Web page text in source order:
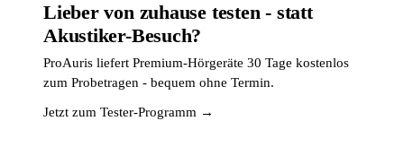
Lieber von zuhause testen - statt
Akustiker-Besuch?
ProAuris liefert Premium-Hörgeräte 30 Tage kostenlos
zum Probetragen - bequem ohne Termin.
Jetzt zum Tester-Programm →